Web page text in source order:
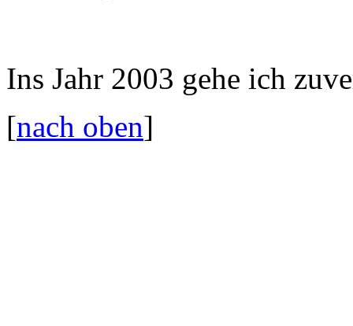
Ins Jahr 2003 gehe ich
[nach oben]